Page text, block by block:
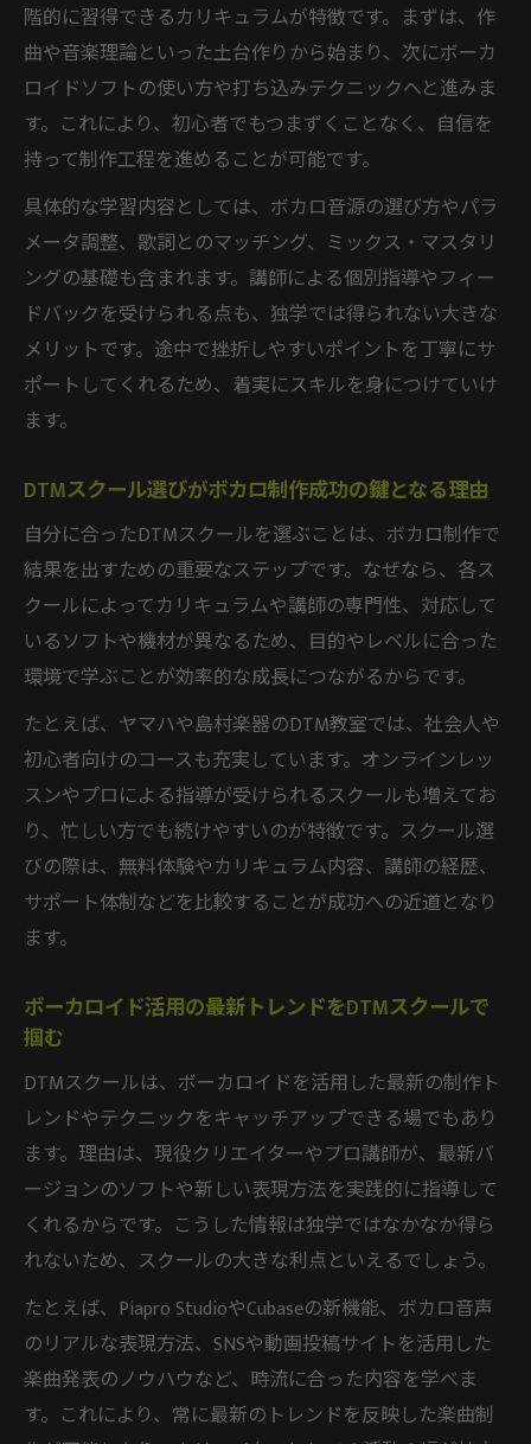
DTMスクール卒業生が語るプロへの成長ス
トーリー
プロ講師から学べるDTMスクールの指導体
制
DTMスクールと業界ニーズに合ったボカロ
力の育成法
最新トレンドを追うボカロ制作の始め方
DTMスクールで学ぶ最新ボカロ制作トレン
ドの特徴
ボカロ制作の基礎と応用をDTMスクールで
身につける
キュラム活用法
最新ソフトを使ったDTMスクールのボカロ
制作体験
DTMスクールで得る流行を押さえた楽曲制
作術
社会人にも嬉しいDTMスクール活用術
忙しい社会人が選ぶDTMスクール活用のポ
イント
DTMスクールのオンラインレッスンで時間
を有効活用
社会人向けDTMスクールが実現する効率的
な学び
社会人がDTMスクールでボカロ制作を始め
実体験を通じた成功へのDTMスクール活用例
DTMスクール卒業生が語るボカロ制作の成
功体験
DTMスクールを活かしたボカロ楽曲の成長
ストーリー
ップ方法
ボカロ制作成功者に学ぶDTMスクール活用
の秘訣
DTMスクール経験者が教えるボーカロイド
階的に習得できるカリキュラムが特徴です。まずは、作
曲や音楽理論といった土台作りから始まり、次にボーカ
ロイドソフトの使い方や打ち込みテクニックへと進みま
す。これにより、初心者でもつまずくことなく、自信を
持って制作工程を進めることが可能です。
具体的な学習内容としては、ボカロ音源の選び方やパラ
メータ調整、歌詞とのマッチング、ミックス・マスタリ
ングの基礎も含まれます。講師による個別指導やフィー
ドバックを受けられる点も、独学では得られない大きな
メリットです。途中で挫折しやすいポイントを丁寧にサ
ポートしてくれるため、着実にスキルを身につけていけ
ます。
DTMスクール選びがボカロ制作成功の鍵となる理由
自分に合ったDTMスクールを選ぶことは、ボカロ制作で
結果を出すための重要なステップです。なぜなら、各ス
クールによってカリキュラムや講師の専門性、対応して
いるソフトや機材が異なるため、目的やレベルに合った
環境で学ぶことが効率的な成長につながるからです。
たとえば、ヤマハや島村楽器のDTM教室では、社会人や
初心者向けのコースも充実しています。オンラインレッ
スンやプロによる指導が受けられるスクールも増えてお
り、忙しい方でも続けやすいのが特徴です。スクール選
びの際は、無料体験やカリキュラム内容、講師の経歴、
サポート体制などを比較することが成功への近道となり
ます。
ボーカロイド活用の最新トレンドをDTMスクールで
掴む
DTMスクールは、ボーカロイドを活用した最新の制作ト
レンドやテクニックをキャッチアップできる場でもあり
ます。理由は、現役クリエイターやプロ講師が、最新バ
ージョンのソフトや新しい表現方法を実践的に指導して
くれるからです。こうした情報は独学ではなかなか得ら
れないため、スクールの大きな利点といえるでしょう。
たとえば、Piapro StudioやCubaseの新機能、ボカロ音声
のリアルな表現方法、SNSや動画投稿サイトを活用した
楽曲発表のノウハウなど、時流に合った内容を学べま
す。これにより、常に最新のトレンドを反映した楽曲制